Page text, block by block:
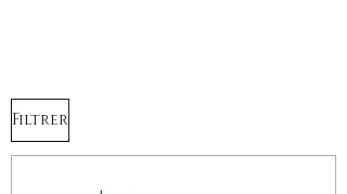
Filtrer